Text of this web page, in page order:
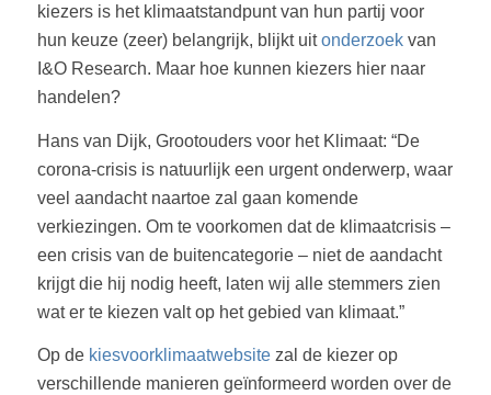
kiezers is het klimaatstandpunt van hun partij voor
hun keuze (zeer) belangrijk, blijkt uitonderzoekvan
I&O Research. Maar hoe kunnen kiezers hier naar
handelen?
Hans van Dijk, Grootouders voor het Klimaat: “De
corona-crisis is natuurlijk een urgent onderwerp, waar
veel aandacht naartoe zal gaan komende
verkiezingen. Om te voorkomen dat de klimaatcrisis –
een crisis van de buitencategorie – niet de aandacht
krijgt die hij nodig heeft, laten wij alle stemmers zien
wat er te kiezen valt op het gebied van klimaat.”
Op de kiesvoorklimaatwebsitezal de kiezer op
verschillende manieren geïnformeerd worden over de